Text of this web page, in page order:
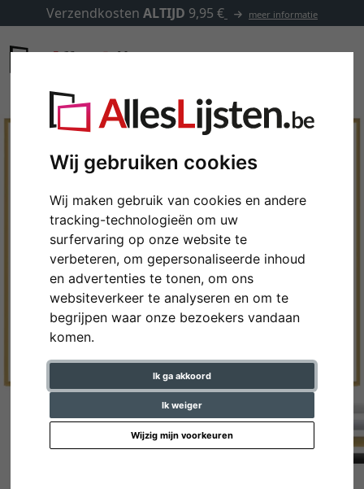
Wij gebruiken cookies
Wij maken gebruik van cookies en andere
tracking-technologieën om uw
surfervaring op onze website te
verbeteren, om gepersonaliseerde inhoud
en advertenties te tonen, om ons
websiteverkeer te analyseren en om te
begrijpen waar onze bezoekers vandaan
komen.
Ik ga akkoord
Ik weiger
Wijzig mijn voorkeuren
Verzendkosten ALTIJD 9,95 € meer informatie
Terug